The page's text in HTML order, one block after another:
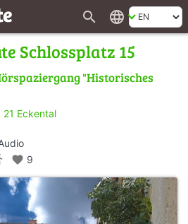
search language
Schlossplatz 15
"Historisches
21 Eckental
favorite 9